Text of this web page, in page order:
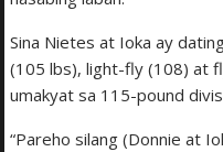
Sina Nietes at Ioka ay
(105 lbs), light-fly (108) at
umakyat sa 115-pound
“Pareho silang (Donnie at